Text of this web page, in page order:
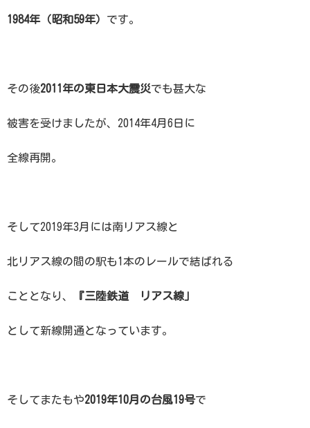
1984年（昭和59年） です。
その後2011年の東日本大震災でも甚大な
被害を受けましたが、2014年4月6日に
全線再開。
そして2019年3月には南リアス線と
北リアス線の間の駅も1本のレールで結ばれる
こととなり、 『三陸鉄道 リアス線」
として新線開通となっています。
そしてまたもや2019年10月の台風19号で